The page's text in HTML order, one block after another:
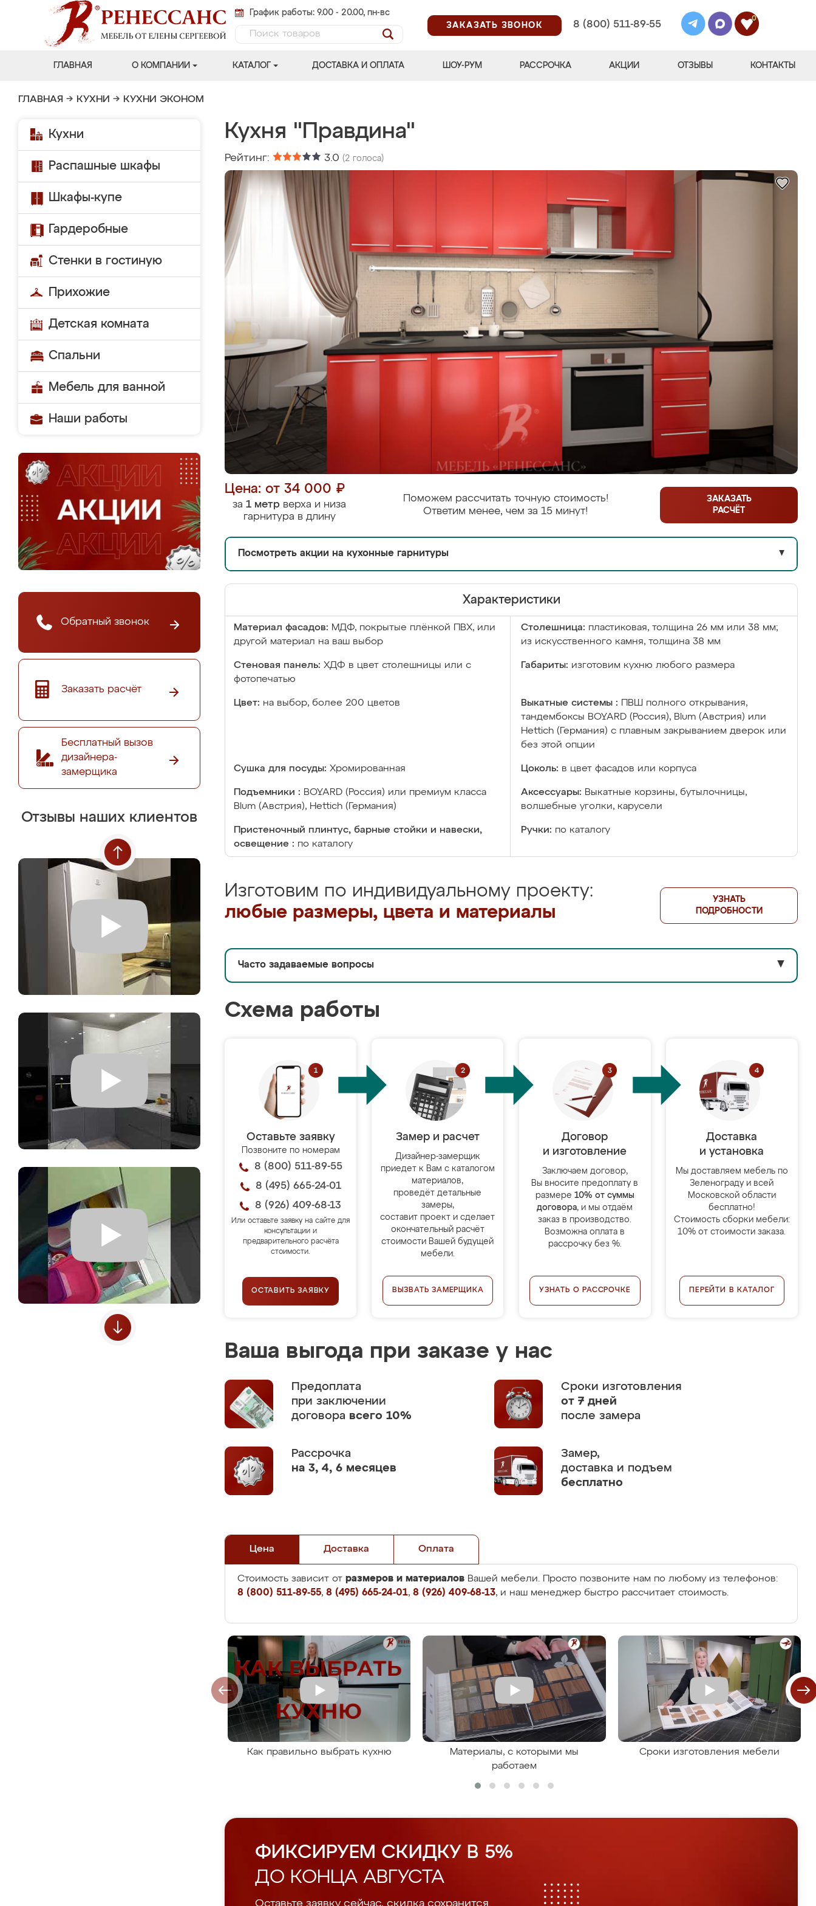
График работы: 9.00 - 20.00, пн-вс
ЗАКАЗАТЬ ЗВОНОК
8 (800) 511-89-55
0
ГЛАВНАЯ О КОМПАНИИ КАТАЛОГ ДОСТАВКА И ОПЛАТА ШОУ-РУМ РАССРОЧКА АКЦИИ ОТЗЫВЫ КОНТАКТЫ
ГЛАВНАЯ → КУХНИ → КУХНИ ЭКОНОМ
Кухни
Распашные шкафы
Шкафы-купе
Гардеробные
Стенки в гостиную
Прихожие
Детская комната
Спальни
Мебель для ванной
Наши работы
Обратный звонок
Заказать расчёт
Бесплатный вызов
дизайнера-
замерщика
Отзывы наших клиентов
Кухня "Правдина"
Рейтинг: 3.0 (2 голоса)
Цена: от 34 000 ₽
за 1 метр верха и низа
гарнитура в длину
Поможем рассчитать точную стоимость!
Ответим менее, чем за 15 минут!
ЗАКАЗАТЬ
РАСЧЁТ
Посмотреть акции на кухонные гарнитуры ▼
Характеристики
Материал фасадов: МДФ, покрытые плёнкой ПВХ, или
другой материал на ваш выбор
Столешница: пластиковая, толщина 26 мм или 38 мм;
из искусственного камня, толщина 38 мм
Стеновая панель: ХДФ в цвет столешницы или с
фотопечатью
Габариты: изготовим кухню любого размера
Цвет: на выбор, более 200 цветов Выкатные системы :
ПВШ полного открывания,
тандембоксы BOYARD (Россия), Blum (Австрия) или
Hettich (Германия) с плавным закрыванием дверок или
без этой опции
Сушка для посуды: Хромированная Цоколь: в цвет фасадов или корпуса
Подъемники : BOYARD (Россия) или премиум класса
Blum (Австрия), Hettich (Германия)
Аксессуары: Выкатные корзины, бутылочницы,
волшебные уголки, карусели
Пристеночный плинтус, барные стойки и навески,
освещение : по каталогу
Ручки: по каталогу
Изготовим по индивидуальному проекту:
любые размеры, цвета и материалы
УЗНАТЬ
ПОДРОБНОСТИ
Часто задаваемые вопросы ▼
Схема работы
Оставьте заявку
Позвоните по номерам
8 (800) 511-89-55
8 (495) 665-24-01
8 (926) 409-68-13
Или оставьте заявку на сайте для
консультации и
предварительного расчёта
стоимости.
ОСТАВИТЬ ЗАЯВКУ
Замер и расчет
Дизайнер-замерщик
приедет к Вам с каталогом
материалов,
проведёт детальные
замеры,
составит проект и сделает
окончательный расчёт
стоимости Вашей будущей
мебели.
ВЫЗВАТЬ ЗАМЕРЩИКА
Договор
и изготовление
Заключаем договор,
Вы вносите предоплату в
размере 10% от суммы
договора, и мы отдаём
заказ в производство.
Возможна оплата в
рассрочку без %.
УЗНАТЬ О РАССРОЧКЕ
Доставка
и установка
Мы доставляем мебель по
Зеленограду и всей
Московской области
бесплатно!
Стоимость сборки мебели:
10% от стоимости заказа.
ПЕРЕЙТИ В КАТАЛОГ
Ваша выгода при заказе у нас
Предоплата
при заключении
договора всего 10%
Сроки изготовления
от 7 дней
после замера
Рассрочка
на 3, 4, 6 месяцев
Замер,
доставка и подъем
бесплатно
Цена Доставка Оплата
Стоимость зависит от размеров и материалов Вашей мебели. Просто позвоните нам по любому из телефонов:
8 (800) 511-89-55, 8 (495) 665-24-01, 8 (926) 409-68-13, и наш менеджер быстро рассчитает стоимость.
Как правильно выбрать кухню
Материалы, с которыми мы
работаем
Сроки изготовления мебели
ФИКСИРУЕМ СКИДКУ В 5%
ДО КОНЦА АВГУСТА
Оставьте заявку сейчас, скидка сохранится.